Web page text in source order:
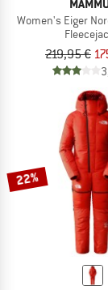
Women's Eiger
219,95 €
22%